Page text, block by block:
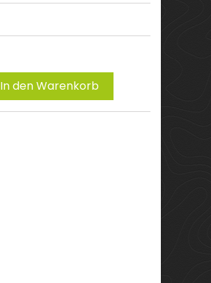
In den Warenkorb